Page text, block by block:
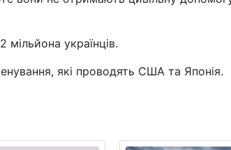
українців.
які проводять США та Японія.